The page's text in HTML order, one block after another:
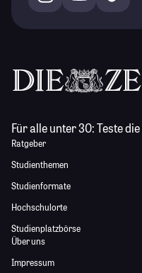
Für alle unter 30:Teste die
Ratgeber
Studienthemen
Studienformate
Hochschulorte
Studienplatzbörse
Über uns
Impressum